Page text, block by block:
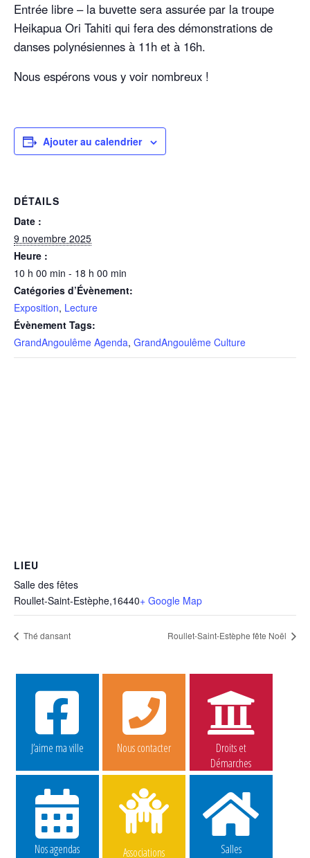
Entrée libre – la buvette sera assurée par la troupe
Heikapua Ori Tahiti qui fera des démonstrations de
danses polynésiennes à 11h et à 16h.
Nous espérons vous y voir nombreux !
Ajouter au calendrier
DÉTAILS
Date :
9 novembre 2025
Heure :
10 h 00 min - 18 h 00 min
Catégories d’Évènement:
Exposition, Lecture
Évènement Tags:
GrandAngoulême Agenda, GrandAngoulême Culture
LIEU
Salle des fêtes
Roullet-Saint-Estèphe,16440+ Google Map
Thé dansant Roullet-Saint-Estèphe fête Noël
J’aime ma ville Nous contacter
Droits et
Démarches
Nos agendas Associations Salles